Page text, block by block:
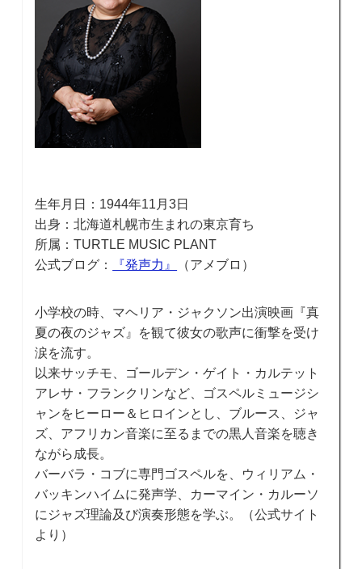
生年月日：1944年11月3日
出身：北海道札幌市生まれの東京育ち
所属：TURTLE MUSIC PLANT
公式ブログ：
『発声力』 （アメブロ）
小学校の時、マヘリア・ジャクソン出演映画『真
夏の夜のジャズ』を観て彼女の歌声に衝撃を受け
涙を流す。
以来サッチモ、ゴールデン・ゲイト・カルテット
アレサ・フランクリンなど、ゴスペルミュージシ
ャンをヒーロー＆ヒロインとし、ブルース、ジャ
ズ、アフリカン音楽に至るまでの黒人音楽を聴き
ながら成長。
バーバラ・コブに専門ゴスペルを、ウィリアム・
バッキンハイムに発声学、カーマイン・カルーソ
にジャズ理論及び演奏形態を学ぶ。（公式サイト
より）